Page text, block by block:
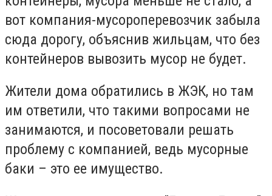
вот компания-мусороперевозчик забыла
сюда дорогу, объяснив жильцам, что без
контейнеров вывозить мусор не будет.
Жители дома обратились в ЖЭК, но там
им ответили, что такими вопросами не
занимаются, и посоветовали решать
проблему с компанией, ведь мусорные
баки – это ее имущество.